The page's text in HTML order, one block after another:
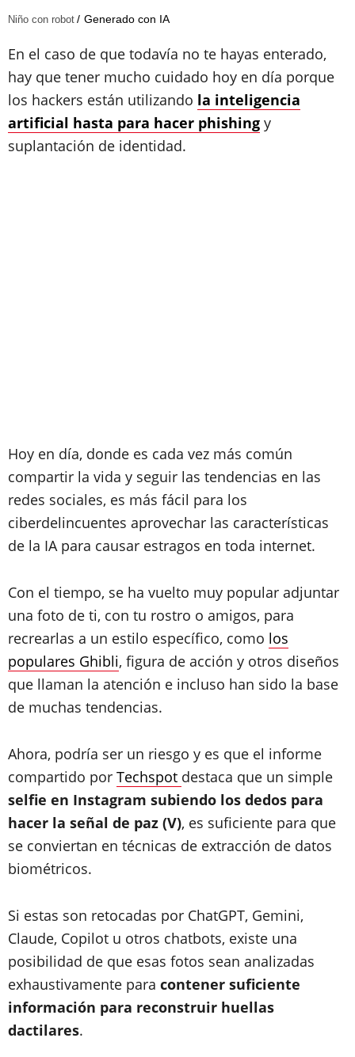
Niño con robot Generado con IA
En el caso de que todavía no te hayas enterado,
hay que tener mucho cuidado hoy en día porque
los hackers están utilizando la inteligencia
artificial hasta para hacer phishing y
suplantación de identidad.
Hoy en día, donde es cada vez más común
compartir la vida y seguir las tendencias en las
redes sociales, es más fácil para los
ciberdelincuentes aprovechar las características
de la IA para causar estragos en toda internet.
Con el tiempo, se ha vuelto muy popular adjuntar
una foto de ti, con tu rostro o amigos, para
recrearlas a un estilo específico, como los
populares Ghibli, figura de acción y otros diseños
que llaman la atención e incluso han sido la base
de muchas tendencias.
Ahora, podría ser un riesgo y es que el informe
compartido por Techspot destaca que un simple
selfie en Instagram subiendo los dedos para
hacer la señal de paz (V), es suficiente para que
se conviertan en técnicas de extracción de datos
biométricos.
Si estas son retocadas por ChatGPT, Gemini,
Claude, Copilot u otros chatbots, existe una
posibilidad de que esas fotos sean analizadas
exhaustivamente para contener suficiente
información para reconstruir huellas
dactilares.